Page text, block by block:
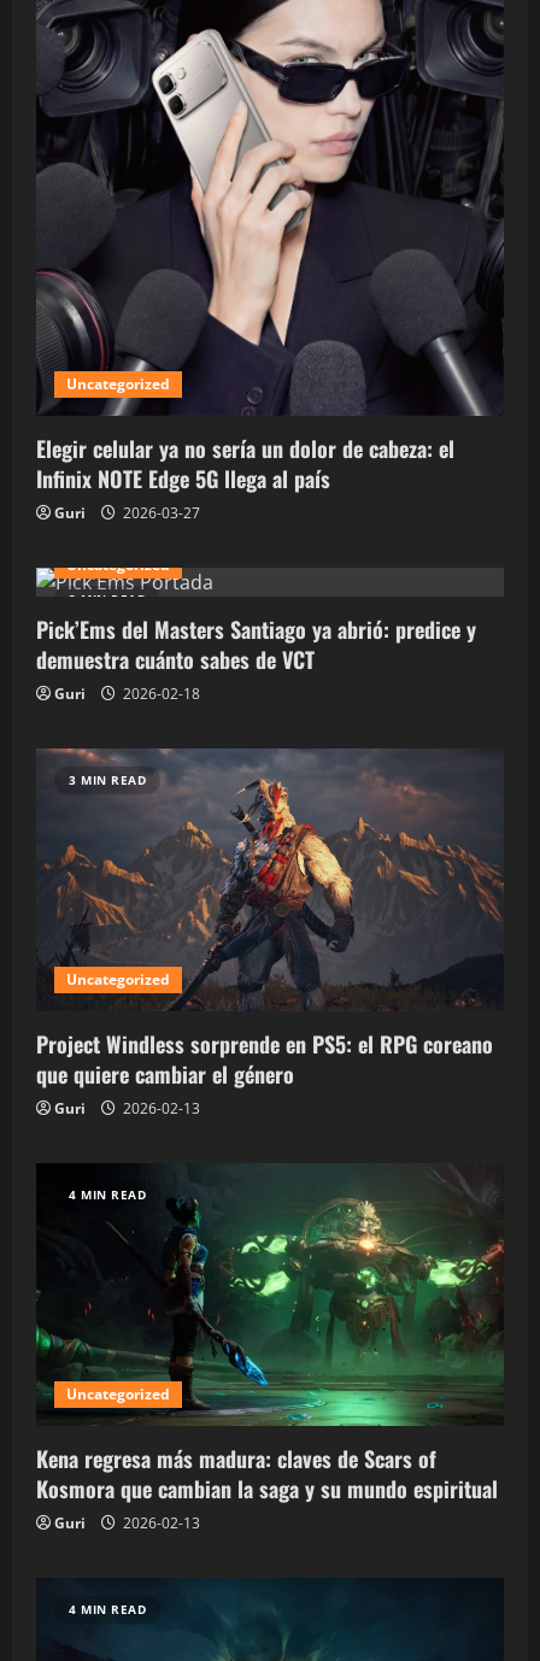
Uncategorized
Elegir celular ya no sería un dolor de cabeza: el
Infinix NOTE Edge 5G llega al país
Guri 2026-03-27
3 MIN READ
Uncategorized
Pick’Ems del Masters Santiago ya abrió: predice y
demuestra cuánto sabes de VCT
Guri 2026-02-18
3 MIN READ
Uncategorized
Project Windless sorprende en PS5: el RPG coreano
que quiere cambiar el género
Guri 2026-02-13
4 MIN READ
Uncategorized
Kena regresa más madura: claves de Scars of
Kosmora que cambian la saga y su mundo espiritual
Guri 2026-02-13
4 MIN READ